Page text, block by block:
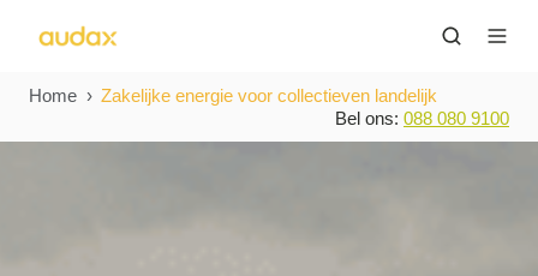
Home
Zakelijke energie voor collectieven landelijk
Bel ons: 088 080 9100